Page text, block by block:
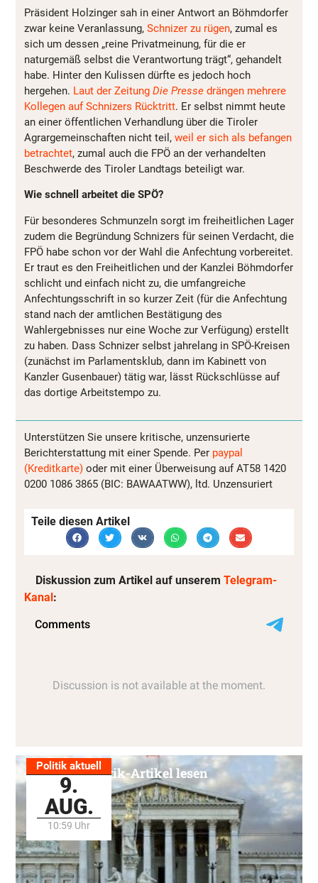
Präsident Holzinger sah in einer Antwort an Böhmdorfer
zwar keine Veranlassung, Schnizer zu rügen, zumal es
sich um dessen „reine Privatmeinung, für die er
naturgemäß selbst die Verantwortung trägt“, gehandelt
habe. Hinter den Kulissen dürfte es jedoch hoch
hergehen. Laut der Zeitung Die Presse drängen mehrere
Kollegen auf Schnizers Rücktritt. Er selbst nimmt heute
an einer öffentlichen Verhandlung über die Tiroler
Agrargemeinschaften nicht teil, weil er sich als befangen
betrachtet, zumal auch die FPÖ an der verhandelten
Beschwerde des Tiroler Landtags beteiligt war.
Wie schnell arbeitet die SPÖ?
Für besonderes Schmunzeln sorgt im freiheitlichen Lager
zudem die Begründung Schnizers für seinen Verdacht, die
FPÖ habe schon vor der Wahl die Anfechtung vorbereitet.
Er traut es den Freiheitlichen und der Kanzlei Böhmdorfer
schlicht und einfach nicht zu, die umfangreiche
Anfechtungsschrift in so kurzer Zeit (für die Anfechtung
stand nach der amtlichen Bestätigung des
Wahlergebnisses nur eine Woche zur Verfügung) erstellt
zu haben. Dass Schnizer selbst jahrelang in SPÖ-Kreisen
(zunächst im Parlamentsklub, dann im Kabinett von
Kanzler Gusenbauer) tätig war, lässt Rückschlüsse auf
das dortige Arbeitstempo zu.
Unterstützen Sie unsere kritische, unzensurierte
Berichterstattung mit einer Spende. Per paypal
(Kreditkarte) oder mit einer Überweisung auf AT58 1420
0200 1086 3865 (BIC: BAWAATWW), ltd. Unzensuriert
Teile diesen Artikel
Diskussion zum Artikel auf unserem Telegram-
Kanal :
Politik aktuell
9.
AUG.
10:59 Uhr
Alle Politik-Artikel lesen